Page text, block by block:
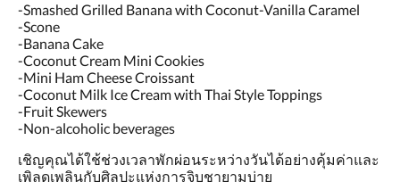
-Smashed Grilled Banana with Coconut-Vanilla Caramel
-Scone
-Banana Cake
-Coconut Cream Mini Cookies
-Mini Ham Cheese Croissant
-Coconut Milk Ice Cream with Thai Style Toppings
-Fruit Skewers
-Non-alcoholic beverages
เชิญคุณได้ใช้ช่วงเวลาพักผ่อนระหว่างวันได้อย่างคุ้มค่าและ
เพิลดเพลินกับศิลปะแห่งการจิบชายามบ่าย